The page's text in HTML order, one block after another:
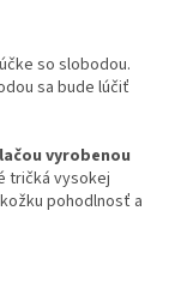
so slobodou.
sa bude lúčiť
vyrobenou
tričká vysokej
pohodlnosť a